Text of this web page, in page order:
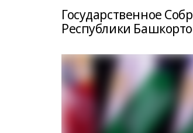
Государственное
Республики